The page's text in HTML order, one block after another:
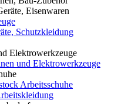
Eisenwaren
Schutzkleidung
Elektrowerkzeuge
und Elektrowerkzeuge
Arbeitsschuhe